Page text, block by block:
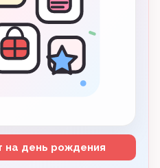
на день рождения